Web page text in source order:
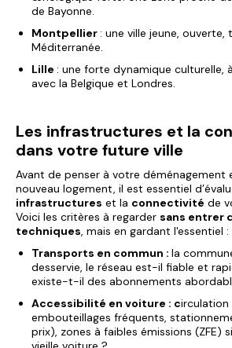
de Bayonne.
Montpellier : une ville jeune, ouverte,
Méditerranée.
Lille : une forte dynamique culturelle,
avec la Belgique et Londres.
Les infrastructures et la
dans votre future ville
Avant de penser à votre déménagement
nouveau logement, il est essentiel
infrastructures et la connectivité de
Voici les critères à regarder sans entrer
techniques, mais en gardant l'essentiel :
Transports en commun : la
desservie, le réseau est-il fiable et
existe-t-il des abonnements
Accessibilité en voiture : circulation
embouteillages fréquents,
prix), zones à faibles émissions (ZFE)